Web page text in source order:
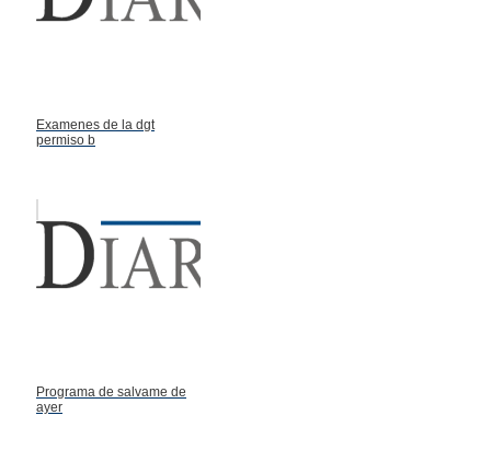
Examenes de la dgt
permiso b
Programa de salvame de
ayer